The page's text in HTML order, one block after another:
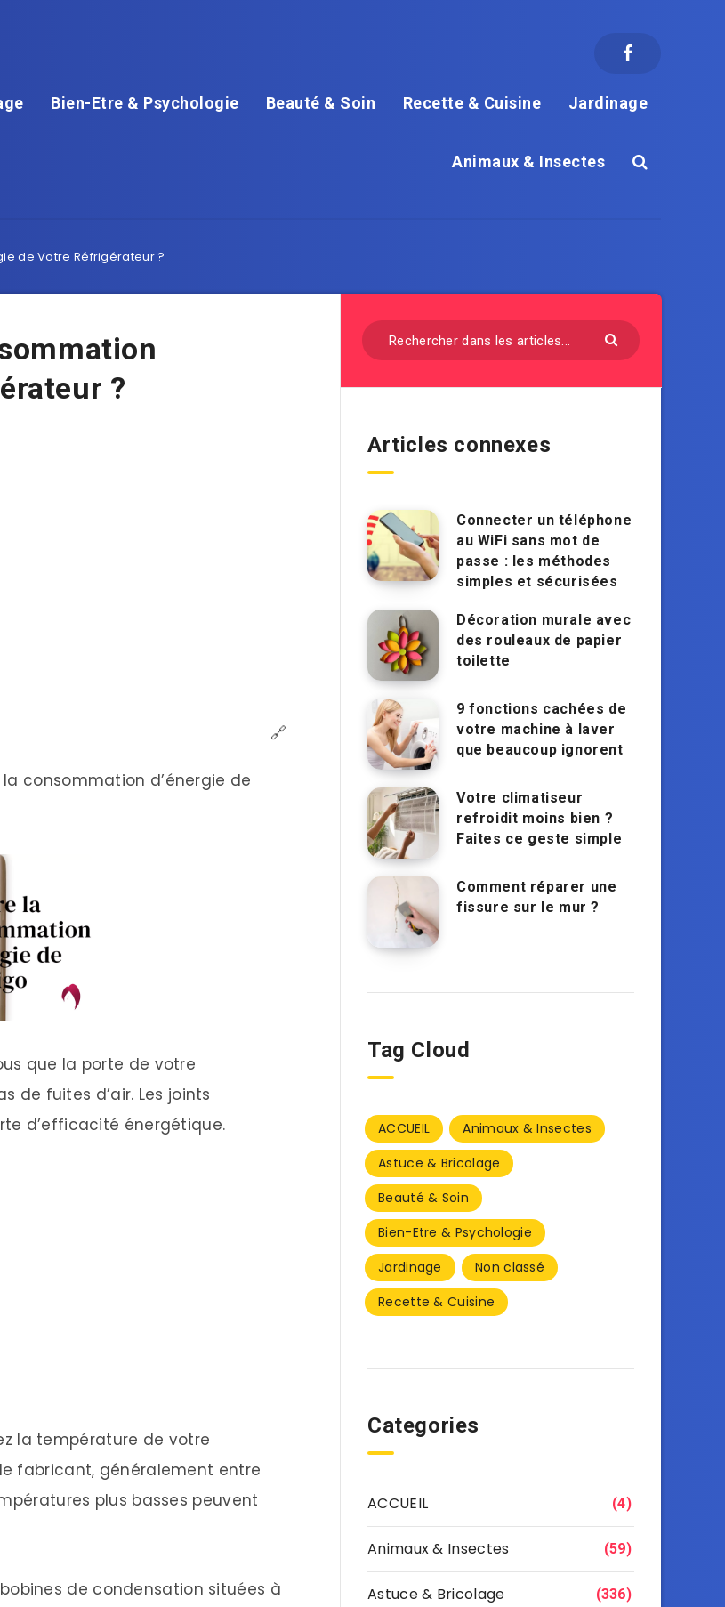
Bien-Etre & Psychologie Beauté & Soin Recette & Cuisine Jardinage
Animaux & Insectes
de Votre Réfrigérateur ?
?
🔗
consommation d’énergie de
que la porte de votre
de fuites d’air. Les joints
d’efficacité énergétique.
la température de votre
fabricant, généralement entre
plus basses peuvent
bobines de condensation situées à
Articles connexes
Connecter un téléphone
au WiFi sans mot de
passe : les méthodes
simples et sécurisées
Décoration murale avec
des rouleaux de papier
toilette
9 fonctions cachées de
votre machine à laver
que beaucoup ignorent
Votre climatiseur
refroidit moins bien ?
Faites ce geste simple
Comment réparer une
fissure sur le mur ?
Tag Cloud
ACCUEIL
Animaux & Insectes
Astuce & Bricolage
Beauté & Soin
Bien-Etre & Psychologie
Jardinage
Non classé
Recette & Cuisine
Categories
ACCUEIL (4)
Animaux & Insectes (59)
Astuce & Bricolage (336)